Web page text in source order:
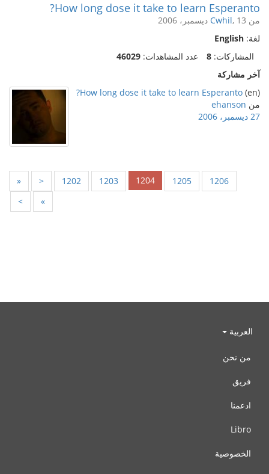
How long dose it take to learn Esperanto?
من Cwhil, 13 ديسمبر، 2006
لغة: English
المشاركات: 8 عدد المشاهدات: 46029
آخر مشاركة
(en)
How long dose it take to learn Esperanto?
من ehanson
27 ديسمبر، 2006
« < 1202 1203 1204 1205
1206
>
»
العربية
من نحن
فريق
ادعمنا
Libro
الخصوصية